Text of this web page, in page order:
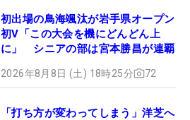
初出場の鳥海颯汰が岩手県オープン
初V「この大会を機にどんどん上
に」 シニアの部は宮本勝昌が連覇
2026年8月8日 (土) 18時25分 72
「打ち方が変わってしまう」洋芝へ